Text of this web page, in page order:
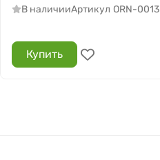
В наличииАртикул ORN-0013
Купить